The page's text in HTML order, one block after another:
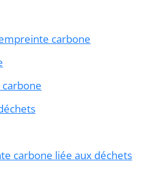
carbone
carbone liée aux déchets